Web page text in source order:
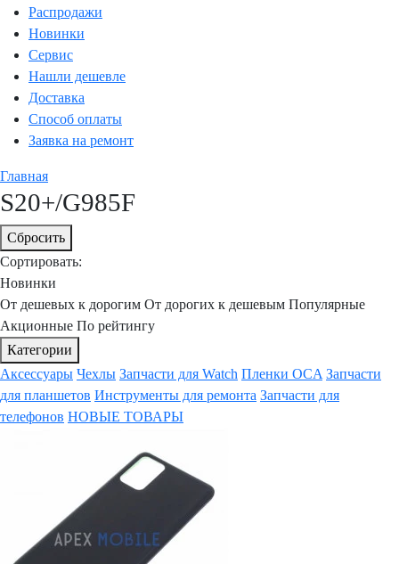
Распродажи
Новинки
Сервис
Нашли дешевле
Доставка
Способ оплаты
Заявка на ремонт
Главная
S20+/G985F
Сбросить
Сортировать:
Новинки
От дешевых к дорогим От дорогих к дешевым Популярные
Акционные По рейтингу
Категории
Аксессуары Чехлы Запчасти для Watch Пленки OCA Запчасти
для планшетов Инструменты для ремонта Запчасти для
телефонов НОВЫЕ ТОВАРЫ